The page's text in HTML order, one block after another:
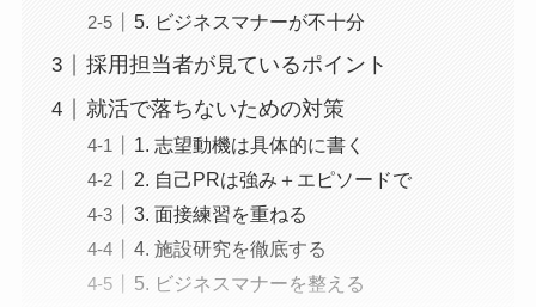
5. ビジネスマナーが不十分
採用担当者が見ているポイント
就活で落ちないための対策
1. 志望動機は具体的に書く
2. 自己PRは強み＋エピソードで
3. 面接練習を重ねる
4. 施設研究を徹底する
5. ビジネスマナーを整える